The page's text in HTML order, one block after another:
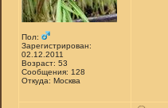
Пол:
Зарегистрирован:
02.12.2011
Возраст: 53
Сообщения: 128
Откуда: Москва